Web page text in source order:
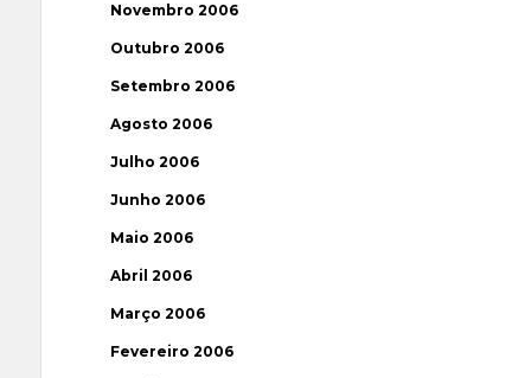
Novembro 2006
Outubro 2006
Setembro 2006
Agosto 2006
Julho 2006
Junho 2006
Maio 2006
Abril 2006
Março 2006
Fevereiro 2006